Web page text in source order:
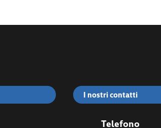
I nostri contatti
Telefono